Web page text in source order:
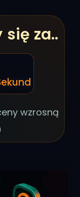
za..
wzrosną